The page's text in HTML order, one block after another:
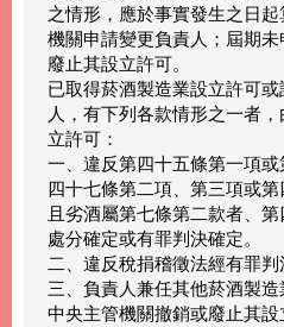
之情形，應於事實發生之日
機關申請變更負責人；屆期
廢止其設立許可。
已取得菸酒製造業設立許可
人，有下列各款情形之一者
立許可：
一、違反第四十五條第一項
四十七條第二項、第三項或
且劣酒屬第七條第二款者、
處分確定或有罪判決確定。
二、違反稅捐稽徵法經有罪判
三、負責人兼任其他菸酒製
中央主管機關撤銷或廢止其